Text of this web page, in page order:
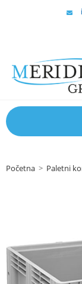
Početna > Paletni